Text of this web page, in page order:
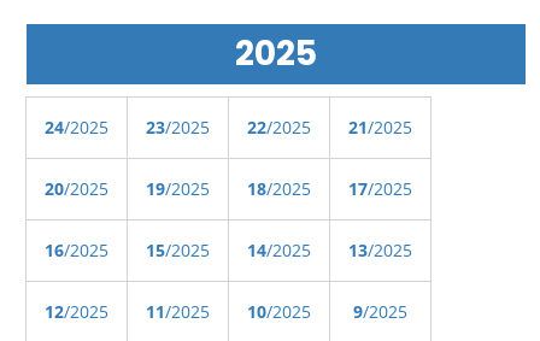
2025
24/2025 23/2025 22/2025 21/2025
20/2025 19/2025 18/2025 17/2025
16/2025 15/2025 14/2025 13/2025
12/2025 11/2025 10/2025 9/2025